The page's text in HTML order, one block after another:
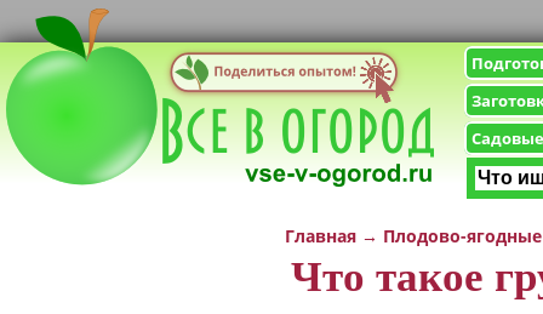
Главная → Плодово-
Что такое